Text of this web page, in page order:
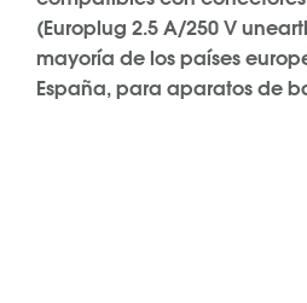
(Europlug 2.5 A/250 V
mayoría de los países
España, para aparatos de